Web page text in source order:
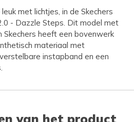
met lichtjes, in de Skechers
- Dazzle Steps. Dit model met
Skechers heeft een bovenwerk
materiaal met
instapband en een
van het product